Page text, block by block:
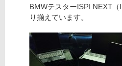
BMWテスターISPI NEXT
り揃えています。